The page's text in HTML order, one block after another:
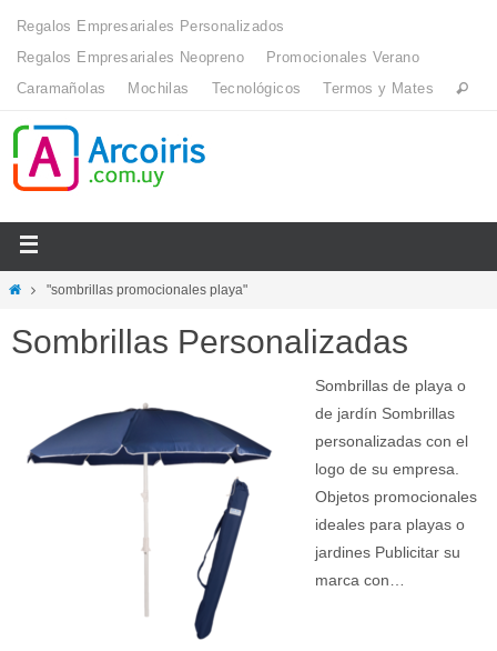
Regalos Empresariales Personalizados
Regalos Empresariales Neopreno
Promocionales Verano
Caramañolas
Mochilas Tecnológicos Termos y Mates
"sombrillas promocionales playa"
Sombrillas Personalizadas
Sombrillas de playa o
de jardín Sombrillas
personalizadas con el
logo de su empresa.
Objetos promocionales
ideales para playas o
jardines Publicitar su
marca con…